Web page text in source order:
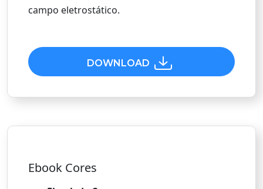
campo eletrostático.
DOWNLOAD
Ebook Cores